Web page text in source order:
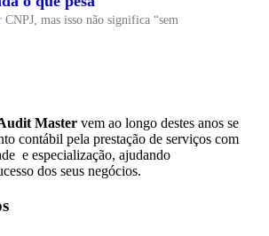
mas isso não significa “sem
Master vem ao longo destes anos se
contábil pela prestação de serviços com
e especialização, ajudando
dos seus negócios.